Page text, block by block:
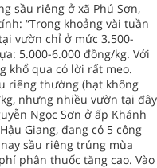
sầu riêng ở xã Phú Sơn,
“Trong khoảng vài tuần
vườn chỉ ở mức 3.500-
5.000-6.000 đồng/kg. Với
khổ qua có lời rất meo.
riêng thường (hạt không
nhưng nhiều vườn tại đây
Ngọc Sơn ở ấp Khánh
Giang, đang có 5 công
sầu riêng trúng mùa
phân thuốc tăng cao. Vào